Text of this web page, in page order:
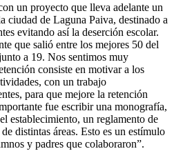
un proyecto que lleva adelante un
ciudad de Laguna Paiva, destinado a
evitando así la deserción escolar.
que salió entre los mejores 50 del
a 19. Nos sentimos muy
consiste en motivar a los
con un trabajo
para que mejore la retención
fue escribir una monografía,
establecimiento, un reglamento de
distintas áreas. Esto es un estímulo
y padres que colaboraron”.